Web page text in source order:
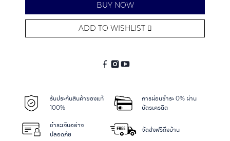
BUY NOW
ADD TO WISHLIST
รับประกันสินค้าของแท้
100%
การผ่อนชำระ 0% ผ่าน
บัตรเครดิต
ชำระเงินอย่าง
ปลอดภัย
จัดส่งฟรีถึงบ้าน